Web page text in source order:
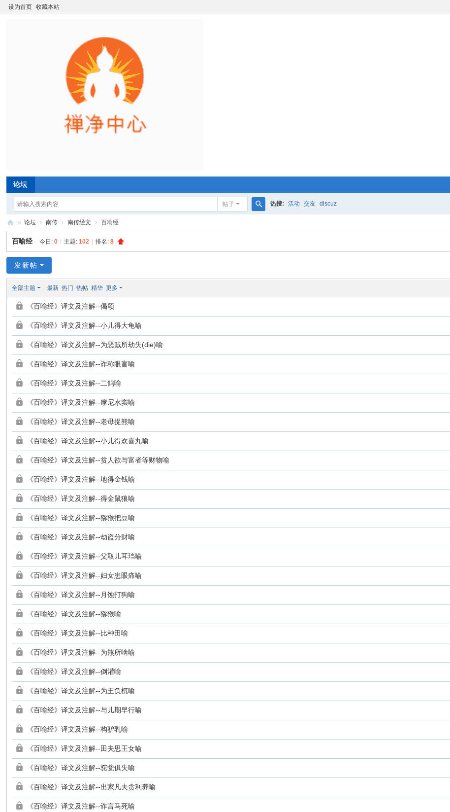
设为首页 收藏本站
论坛
帖子
索
热搜: 活动 交友 discuz
禅
净
中
心
» 论坛 › 南传 › 南传经文 › 百喻经
百喻经 今日:0 主题:102 排名:8
发新帖
全部主题 最新 热门 热帖 精华 更多
《百喻经》译文及注解--偈颂
《百喻经》译文及注解--小儿得大龟喻
《百喻经》译文及注解--为恶贼所劫失(die)喻
《百喻经》译文及注解--诈称眼盲喻
《百喻经》译文及注解--二鸽喻
《百喻经》译文及注解--摩尼水窦喻
《百喻经》译文及注解--老母捉熊喻
《百喻经》译文及注解--小儿得欢喜丸喻
《百喻经》译文及注解--贫人欲与富者等财物喻
《百喻经》译文及注解--地得金钱喻
《百喻经》译文及注解--得金鼠狼喻
《百喻经》译文及注解--猕猴把豆喻
《百喻经》译文及注解--劫盗分财喻
《百喻经》译文及注解--父取儿耳珰喻
《百喻经》译文及注解--妇女患眼痛喻
《百喻经》译文及注解--月蚀打狗喻
《百喻经》译文及注解--猕猴喻
《百喻经》译文及注解--比种田喻
《百喻经》译文及注解--为熊所啮喻
《百喻经》译文及注解--倒灌喻
《百喻经》译文及注解--为王负杌喻
《百喻经》译文及注解--与儿期早行喻
《百喻经》译文及注解--构驴乳喻
《百喻经》译文及注解--田夫思王女喻
《百喻经》译文及注解--驼瓮俱失喻
《百喻经》译文及注解--出家凡夫贪利养喻
《百喻经》译文及注解--诈言马死喻